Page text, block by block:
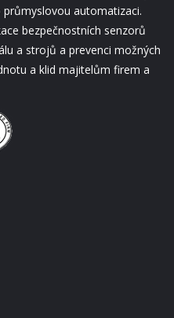
automatizaci.
bezpečnostních senzorů
a strojů a prevenci možných
a klid majitelům firem a